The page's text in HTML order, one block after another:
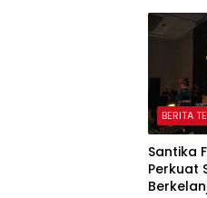
BERITA
Santika
Perkuat